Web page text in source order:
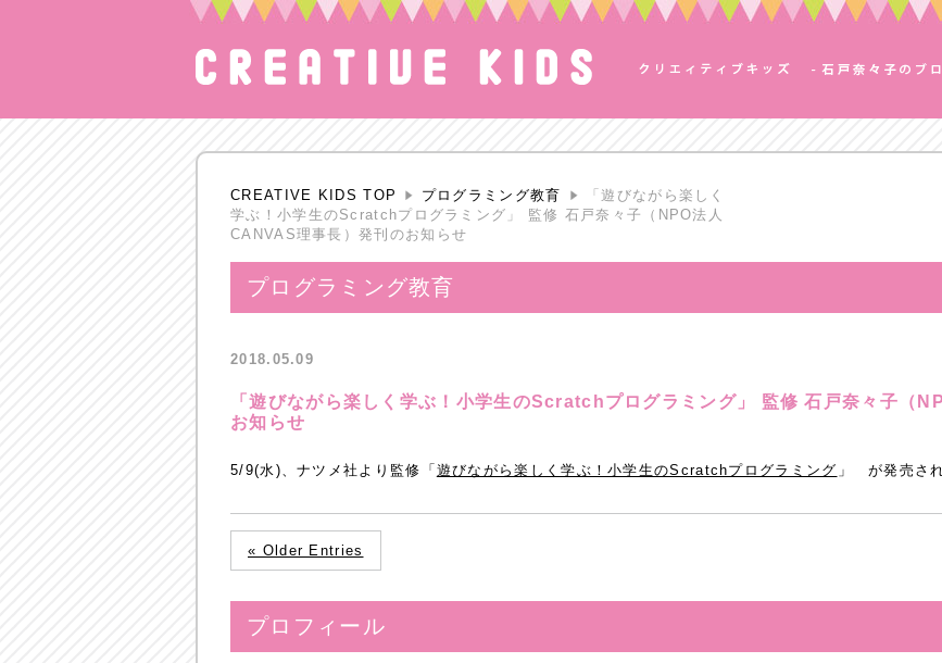
CREATIVE KIDS TOP プログラミング教育
「遊びながら楽しく
学ぶ！小学生のScratchプログラミング」 監修 石戸奈々子（NPO法人
CANVAS理事長）発刊のお知らせ
プログラミング教育
2018.05.09
「遊びながら楽しく学ぶ！小学生のScratchプログラミング」 監修 石戸奈々子（
お知らせ
5/9(水)、ナツメ社より監修「 遊びながら楽しく学ぶ！小学生のScratchプログラミング 」 が発売さ
« Older Entries
プロフィール